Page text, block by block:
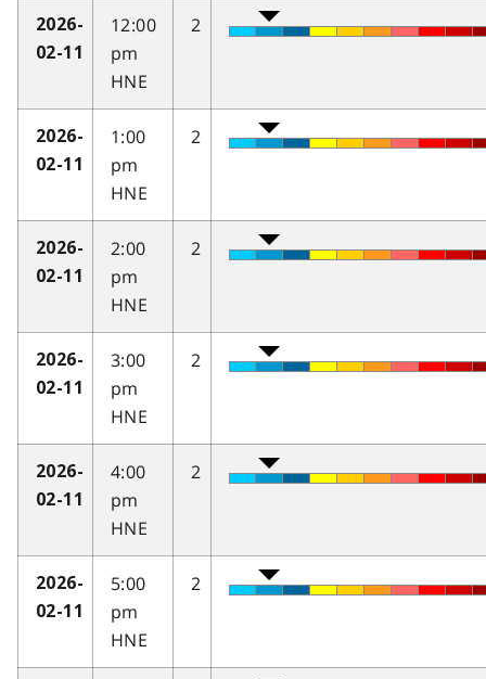
2026-
02-11
12:00
pm
HNE
2
2026-
02-11
1:00
pm
HNE
2
2026-
02-11
2:00
pm
HNE
2
2026-
02-11
3:00
pm
HNE
2
2026-
02-11
4:00
pm
HNE
2
2026-
02-11
5:00
pm
HNE
2